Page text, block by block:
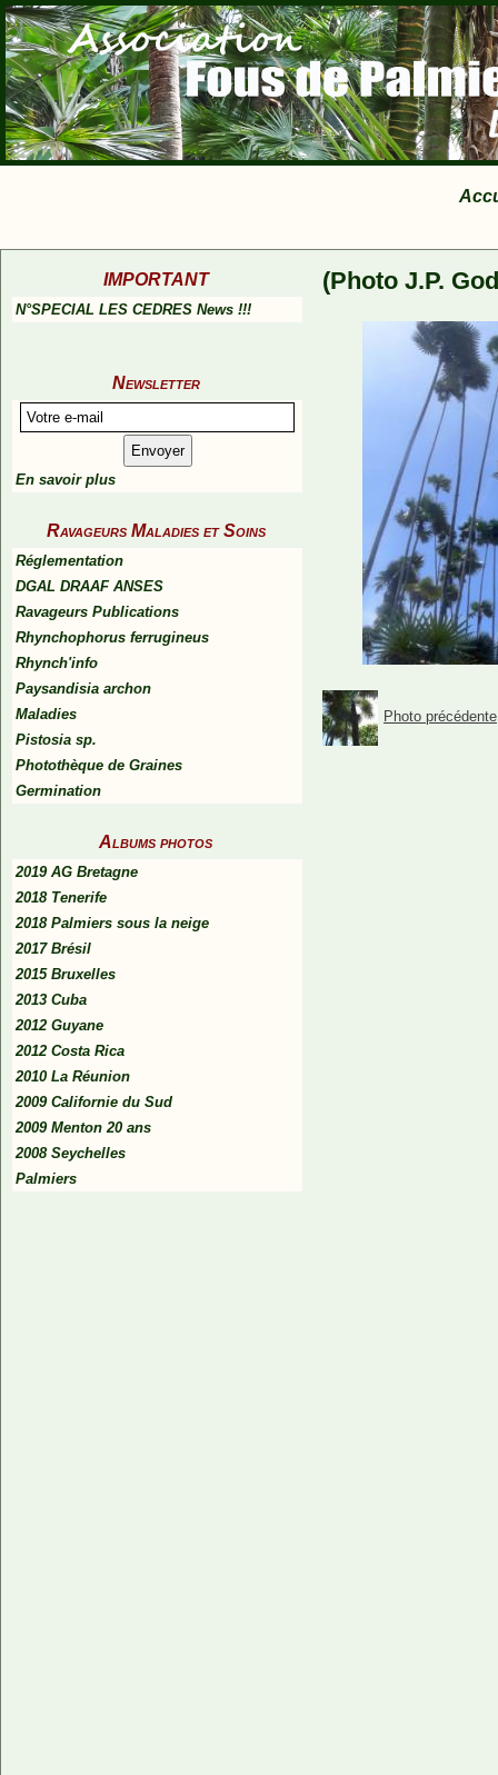
IMPORTANT
N°SPECIAL LES CEDRES News !!!
Newsletter
En savoir plus
Ravageurs Maladies et Soins
Réglementation
DGAL DRAAF ANSES
Ravageurs Publications
Rhynchophorus ferrugineus
Rhynch'info
Paysandisia archon
Maladies
Pistosia sp.
Photothèque de Graines
Germination
Albums photos
2019 AG Bretagne
2018 Tenerife
2018 Palmiers sous la neige
2017 Brésil
2015 Bruxelles
2013 Cuba
2012 Guyane
2012 Costa Rica
2010 La Réunion
2009 Californie du Sud
2009 Menton 20 ans
2008 Seychelles
Palmiers
(Photo J.P.
Photo précédente